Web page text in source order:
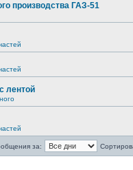
производства ГАЗ-51
лентой
за: